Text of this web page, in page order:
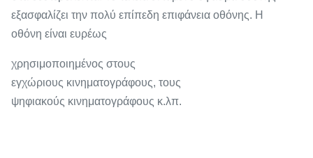
εξασφαλίζει την πολύ επίπεδη επιφάνεια οθόνης. Η
οθόνη είναι ευρέως
χρησιμοποιημένος στους
εγχώριους κινηματογράφους, τους
ψηφιακούς κινηματογράφους κ.λπ.